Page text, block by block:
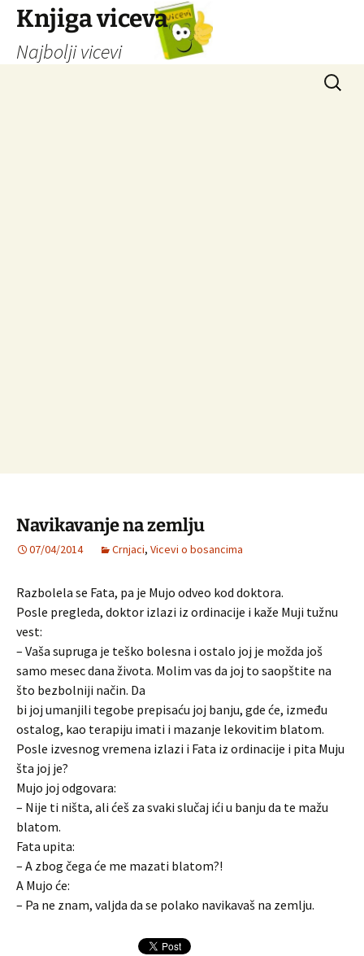
Knjiga viceva
Najbolji vicevi
Navikavanje na zemlju
07/04/2014 Crnjaci, Vicevi o bosancima
Razbolela se Fata, pa je Mujo odveo kod doktora.
Posle pregleda, doktor izlazi iz ordinacije i kaže Muji tužnu
vest:
– Vaša supruga je teško bolesna i ostalo joj je možda još
samo mesec dana života. Molim vas da joj to saopštite na
što bezbolniji način. Da
bi joj umanjili tegobe prepisaću joj banju, gde će, između
ostalog, kao terapiju imati i mazanje lekovitim blatom.
Posle izvesnog vremena izlazi i Fata iz ordinacije i pita Muju
šta joj je?
Mujo joj odgovara:
– Nije ti ništa, ali ćeš za svaki slučaj ići u banju da te mažu
blatom.
Fata upita:
– A zbog čega će me mazati blatom?!
A Mujo će:
– Pa ne znam, valjda da se polako navikavaš na zemlju.